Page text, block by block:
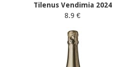
Tilenus Vendimia 2024
8.9 €